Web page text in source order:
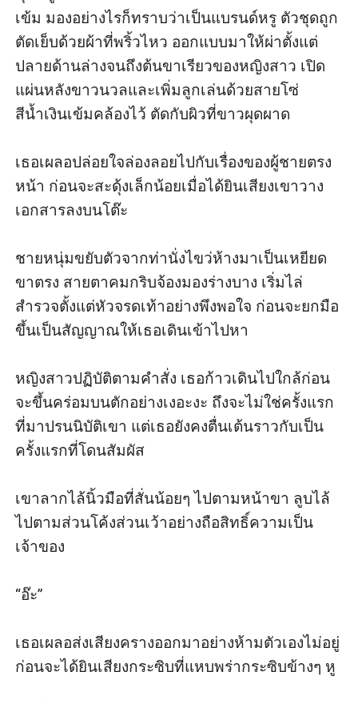
เข้ม มองอย่างไรก็ทราบว่าเป็นแบรนด์หรู ตัวชุดถูก
ตัดเย็บด้วยผ้าที่พริ้วไหว ออกแบบมาให้ผ่าตั้งแต่
ปลายด้านล่างจนถึงต้นขาเรียวของหญิงสาว เปิด
แผ่นหลังขาวนวลและเพิ่มลูกเล่นด้วยสายโซ่
สีน้ำเงินเข้มคล้องไว้ ตัดกับผิวที่ขาวผุดผาด
เธอเผลอปล่อยใจล่องลอยไปกับเรื่องของผู้ชายตรง
หน้า ก่อนจะสะดุ้งเล็กน้อยเมื่อได้ยินเสียงเขาวาง
เอกสารลงบนโต๊ะ
ชายหนุ่มขยับตัวจากท่านั่งไขว่ห้างมาเป็นเหยียด
ขาตรง สายตาคมกริบจ้องมองร่างบาง เริ่มไล่
สำรวจตั้งแต่หัวจรดเท้าอย่างพึงพอใจ ก่อนจะยกมือ
ขึ้นเป็นสัญญาณให้เธอเดินเข้าไปหา
หญิงสาวปฏิบัติตามคำสั่ง เธอก้าวเดินไปใกล้ก่อน
จะขึ้นคร่อมบนตักอย่างเงอะงะ ถึงจะไม่ใช่ครั้งแรก
ที่มาปรนนิบัติเขา แต่เธอยังคงตื่นเต้นราวกับเป็น
ครั้งแรกที่โดนสัมผัส
เขาลากไล้นิ้วมือที่สั่นน้อยๆ ไปตามหน้าขา ลูบไล้
ไปตามส่วนโค้งส่วนเว้าอย่างถือสิทธิ์ความเป็น
เจ้าของ
“อ๊ะ”
เธอเผลอส่งเสียงครางออกมาอย่างห้ามตัวเองไม่อยู่
ก่อนจะได้ยินเสียงกระซิบที่แหบพร่ากระซิบข้างๆ หู